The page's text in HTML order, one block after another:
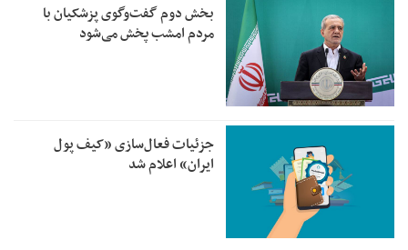
بخش دوم گفت‌وگوی پزشکیان با
مردم امشب پخش می‌شود
جزئیات فعال‌سازی «کیف پول
ایران» اعلام شد